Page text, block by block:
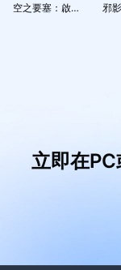
空之要塞：啟航
立即在